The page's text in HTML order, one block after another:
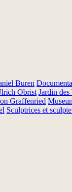
Buren Documenta
Obrist Jardin
Graffenried
Sculptrices et